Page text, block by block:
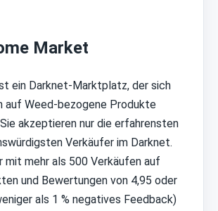
Market
ein Darknet-Marktplatz, der sich
auf Weed-bezogene Produkte
akzeptieren nur die erfahrensten
Verkäufer im Darknet.
mit mehr als 500 Verkäufen auf
und Bewertungen von 4,95 oder
als 1 % negatives Feedback)